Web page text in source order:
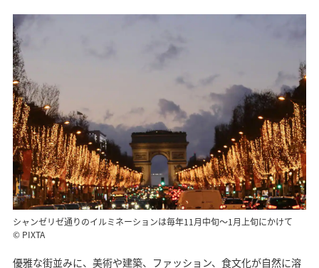
シャンゼリゼ通りのイルミネーションは毎年11月中旬〜1月上旬にかけて
© PIXTA
優雅な街並みに、美術や建築、ファッション、食文化が自然に溶